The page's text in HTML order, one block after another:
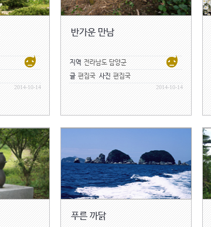
2014-10-14
반가운 만남
지역 전라남도 담양군
글 편집국 사진 편집국
2014-10-14
푸른 까닭